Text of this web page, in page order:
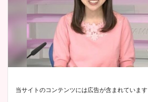
当サイトのコンテンツには広告が含まれています